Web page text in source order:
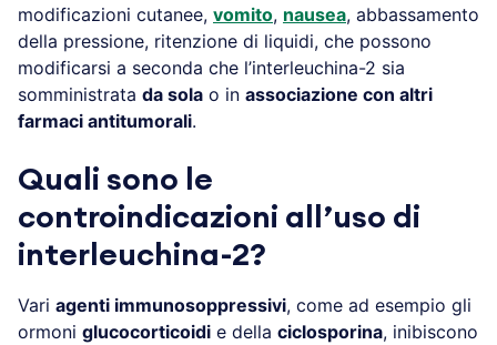
modificazioni cutanee, vomito, nausea, abbassamento
della pressione, ritenzione di liquidi, che possono
modificarsi a seconda che l’interleuchina-2 sia
somministrata da sola o in associazione con altri
farmaci antitumorali.
Quali sono le
controindicazioni all’uso di
interleuchina-2?
Vari agenti immunosoppressivi, come ad esempio gli
ormoni glucocorticoidi e della ciclosporina, inibiscono